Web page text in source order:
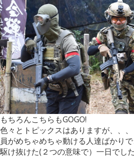
もちろんこちらもGOGO!
色々とトピックスはありますが、、
員がめちゃめちゃ動ける人達ばかり
駆け抜けた(２つの意味で）一日でした